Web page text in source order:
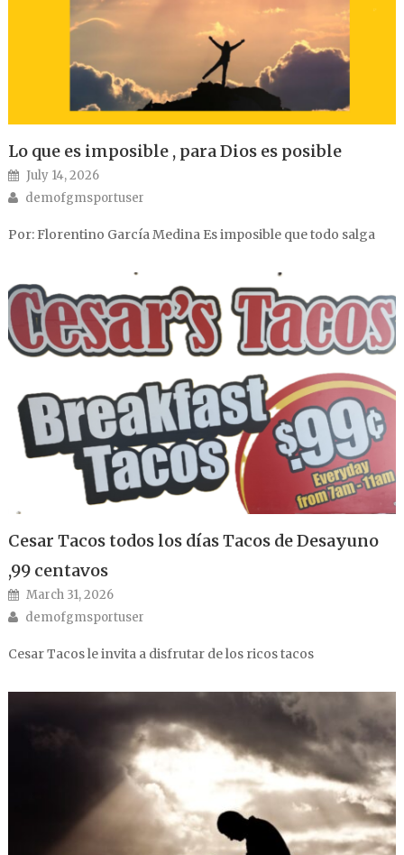
Lo que es imposible , para Dios es posible
Posted on
July 14, 2026
Author
demofgmsportuser
Por: Florentino García Medina Es imposible que todo salga
Cesar Tacos todos los días Tacos de Desayuno
,99 centavos
Posted on
March 31, 2026
Author
demofgmsportuser
Cesar Tacos le invita a disfrutar de los ricos tacos